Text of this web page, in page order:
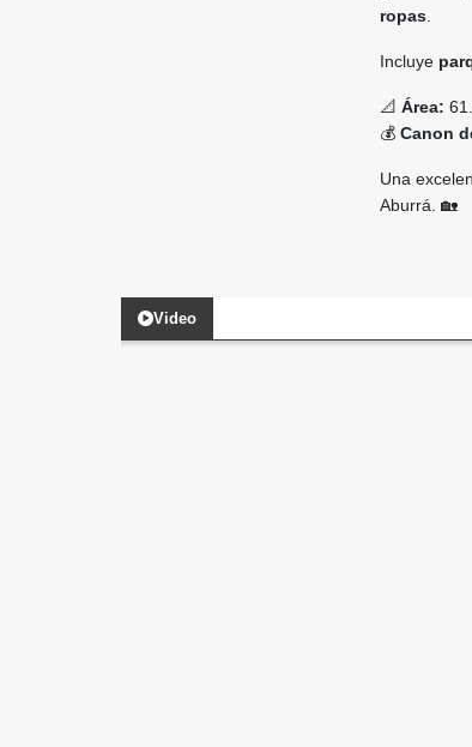
ropas
Incluye
📐 Área:
💰 Canon
Una
Aburrá. 🏡
Video